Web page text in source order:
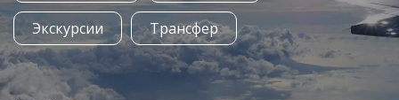
Экскурсии Трансфер